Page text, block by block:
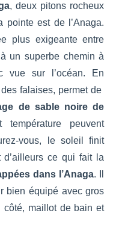
, deux pitons rocheux
pointe est de l’Anaga.
plus exigeante entre
un superbe chemin à
vue sur l’océan. En
falaises, permet de
de sable noire de
peuvent
vous, le soleil finit
d’ailleurs ce qui fait la
dans l’Anaga. Il
bien équipé avec gros
côté, maillot de bain et